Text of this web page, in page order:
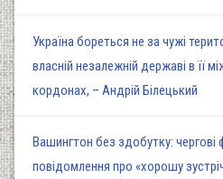
Україна бореться не за чужі
власній незалежній державі в її
кордонах, – Андрій Білецький
Вашингтон без здобутку: чергові
повідомлення про «хорошу